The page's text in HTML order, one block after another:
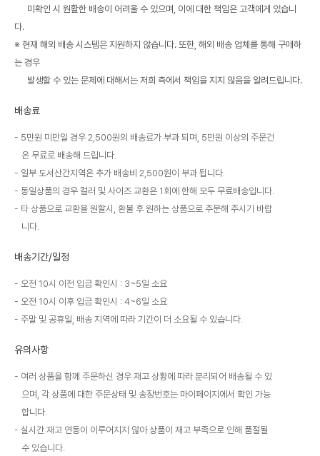
미확인 시 원활한 배송이 어려울 수 있으며, 이에 대한 책임은 고객에게 있습니
다.
※ 현재 해외 배송 시스템은 지원하지 않습니다. 또한, 해외 배송 업체를 통해 구매하
는 경우
발생할 수 있는 문제에 대해서는 저희 측에서 책임을 지지 않음을 알려드립니다.
배송료
5만원 미만일 경우 2,500원의 배송료가 부과 되며, 5만원 이상의 주문건
은 무료로 배송해 드립니다.
일부 도서산간지역은 추가 배송비 2,500원이 부과 됩니다.
동일상품의 경우 컬러 및 사이즈 교환은 1회에 한해 모두 무료배송입니다.
타 상품으로 교환을 원할시, 환불 후 원하는 상품으로 주문해 주시기 바랍
니다.
배송기간/일정
오전 10시 이전 입금 확인시 : 3~5일 소요
오전 10시 이후 입금 확인시 : 4~6일 소요
주말 및 공휴일, 배송 지역에 따라 기간이 더 소요될 수 있습니다.
유의사항
여러 상품을 함께 주문하신 경우 재고 상황에 따라 분리되어 배송될 수 있
으며, 각 상품에 대한 주문상태 및 송장번호는 마이페이지에서 확인 가능
합니다.
실시간 재고 연동이 이루어지지 않아 상품이 재고 부족으로 인해 품절될
수 있습니다.